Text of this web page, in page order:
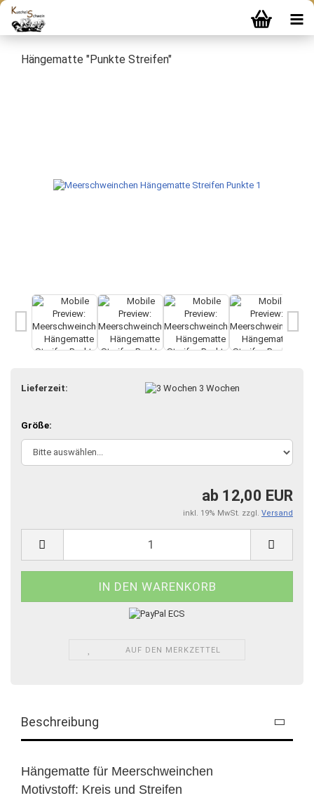
Hängematte "Punkte Streifen"
Lieferzeit: 3 Wochen
Größe:
ab 12,00 EUR
inkl. 19% MwSt. zzgl. Versand
AUF DEN MERKZETTEL
Beschreibung
Hängematte für Meerschweinchen
Motivstoff: Kreis und Streifen